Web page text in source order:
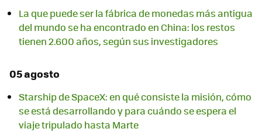
La que puede ser la fábrica de monedas más antigua
del mundo se ha encontrado en China: los restos
tienen 2.600 años, según sus investigadores
05 agosto
Starship de SpaceX: en qué consiste la misión, cómo
se está desarrollando y para cuándo se espera el
viaje tripulado hasta Marte